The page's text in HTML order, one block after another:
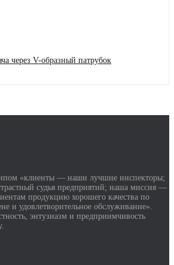
через V-образный патрубок
«клиенты — наши лучшие инспекторы;
судья предприятий; наша миссия —
продукцию хорошего качества по
и удовлетворительное обслуживание».
энтузиазм и предприимчивость